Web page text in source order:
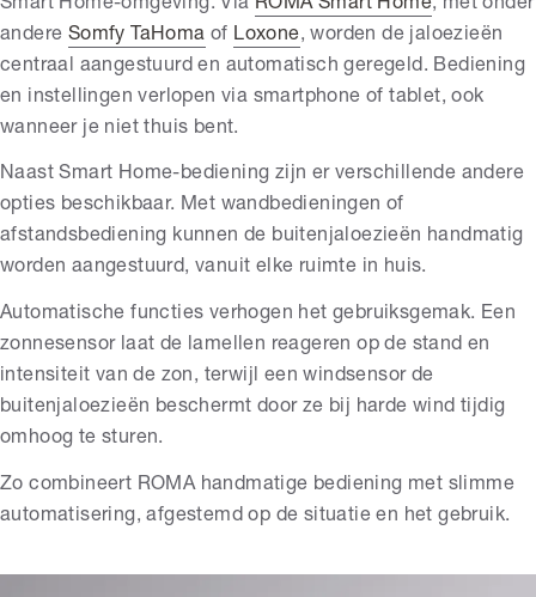
Smart Home-omgeving. Via ROMA Smart Home, met onder
andere Somfy TaHoma of Loxone, worden de jaloezieën
centraal aangestuurd en automatisch geregeld. Bediening
en instellingen verlopen via smartphone of tablet, ook
wanneer je niet thuis bent.
Naast Smart Home-bediening zijn er verschillende andere
opties beschikbaar. Met wandbedieningen of
afstandsbediening kunnen de buitenjaloezieën handmatig
worden aangestuurd, vanuit elke ruimte in huis.
Automatische functies verhogen het gebruiksgemak. Een
zonnesensor laat de lamellen reageren op de stand en
intensiteit van de zon, terwijl een windsensor de
buitenjaloezieën beschermt door ze bij harde wind tijdig
omhoog te sturen.
Zo combineert ROMA handmatige bediening met slimme
automatisering, afgestemd op de situatie en het gebruik.